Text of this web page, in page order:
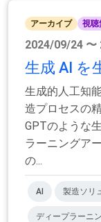
アーカイブ 視聴
2024/09/24 〜
生成 AI を
生成的人工知
造プロセスの
GPTのような
ラーニングア
の...
AI 製造ソリ
ディープラーニ